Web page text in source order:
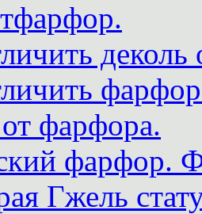
фарфора.
фарфор.
Гжель